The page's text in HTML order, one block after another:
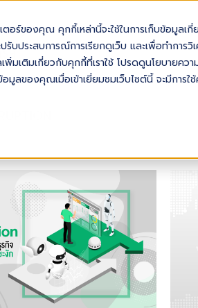
อร์ของคุณ คุกกี้เหล่านี้จะใช้ในการเก็บข้อมูล
บประสบการณ์การเรียกดูเว็บ และเพื่อทำการวิ
เติมเกี่ยวกับคุกกี้ที่เราใช้ โปรดดูนโยบายควา
ลของคุณเมื่อเข้าเยี่ยมชมเว็บไซต์นี้ จะมีการใ
ABOUT US